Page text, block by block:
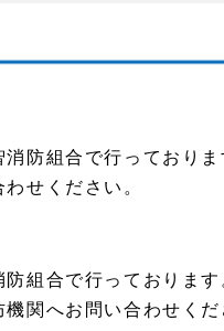
防組合で行っておりま
せください。
組合で行っております
機関へお問い合わせく